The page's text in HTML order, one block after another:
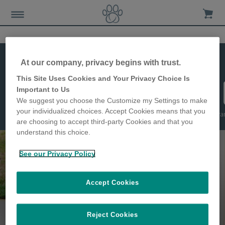
Chatière
Chatière
DualScan
Grande chatière
Chatière à Puce
électronique
Connect
Pour des animaux heureux et en
At our company, privacy begins with trust.
This Site Uses Cookies and Your Privacy Choice Is
Important to Us
We suggest you choose the Customize my Settings to make
your individualized choices. Accept Cookies means that you
are choosing to accept third-party Cookies and that you
understand this choice.
See our Privacy Policy
Reject Cookies
Accept Cookies